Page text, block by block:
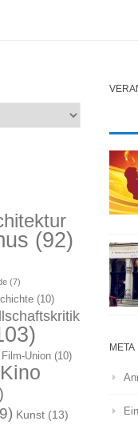
(92)
(7)
(10)
Union (10)
Kino
Kunst (13)
META